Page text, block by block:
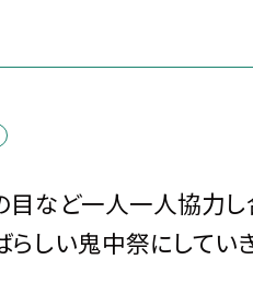
目など一人一人協力
しい鬼中祭にしてい